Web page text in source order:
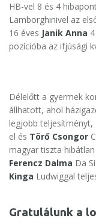
HB-vel 8 és 4
Lamborghinivel az
16 éves Janik Anna
pozícióba az ifjúsági
Délelőtt a gyermek
állhatott, ahol
legjobb teljesítményt,
el és Törő Csongor
magyar tiszta
Ferencz Dalma Da
Kinga Ludwiggal
Gratulálunk a